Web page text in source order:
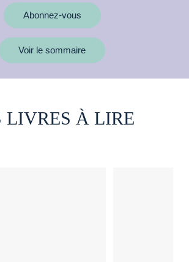
Abonnez-vous
Voir le sommaire
LIVRES À LIRE